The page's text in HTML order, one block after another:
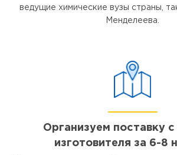
ведущие химические вузы страны,
Менделеева.
Организуем поставку
изготовителя за 6-8